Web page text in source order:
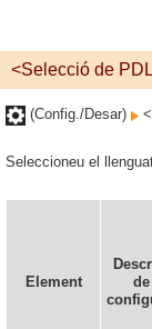
<Selecció de
(Config./Desar)
Seleccioneu el
Element